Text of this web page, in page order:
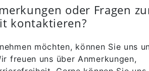
oder Fragen
kontaktieren?
möchten, können Sie uns
freuen uns über Anmerkungen,